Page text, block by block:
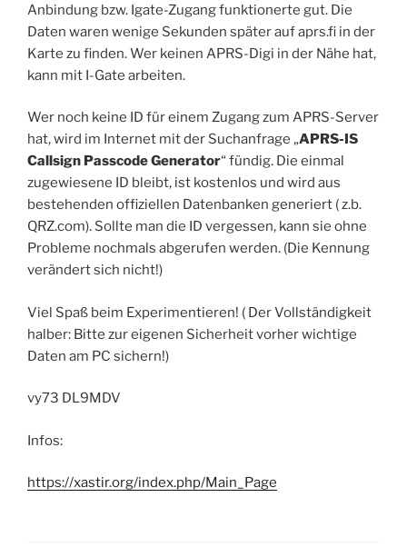
Anbindung bzw. Igate-Zugang funktionerte gut. Die
Daten waren wenige Sekunden später auf aprs.fi in der
Karte zu finden. Wer keinen APRS-Digi in der Nähe hat,
kann mit I-Gate arbeiten.
Wer noch keine ID für einem Zugang zum APRS-Server
hat, wird im Internet mit der Suchanfrage „APRS-IS
Callsign Passcode Generator“ fündig. Die einmal
zugewiesene ID bleibt, ist kostenlos und wird aus
bestehenden offiziellen Datenbanken generiert ( z.b.
QRZ.com). Sollte man die ID vergessen, kann sie ohne
Probleme nochmals abgerufen werden. (Die Kennung
verändert sich nicht!)
Viel Spaß beim Experimentieren! ( Der Vollständigkeit
halber: Bitte zur eigenen Sicherheit vorher wichtige
Daten am PC sichern!)
vy73 DL9MDV
Infos:
https://xastir.org/index.php/Main_Page